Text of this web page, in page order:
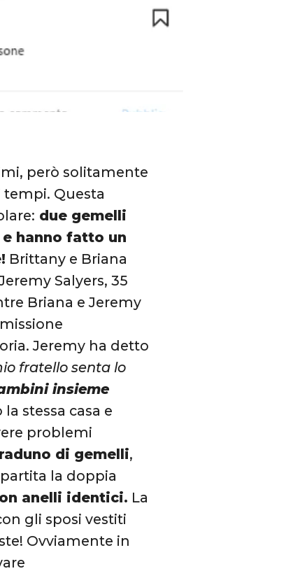
però solitamente
tempi. Questa
due gemelli
hanno fatto un
Brittany e Briana
Salyers, 35
Briana e Jeremy
Jeremy ha detto
fratello senta lo
insieme
stessa casa e
problemi
di gemelli,
la doppia
anelli identici. La
gli sposi vestiti
Ovviamente in